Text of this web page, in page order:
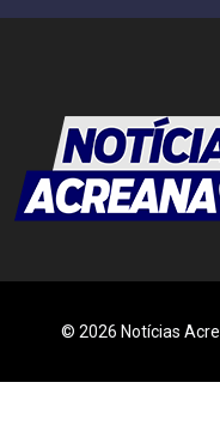
© 2026 Notícias